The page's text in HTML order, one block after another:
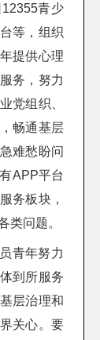
青少
等，组织
提供心理
务，努力
党组织、
畅通基层
难愁盼问
APP平台
务板块，
类问题。
青年努力
到所服务
层治理和
关心。要